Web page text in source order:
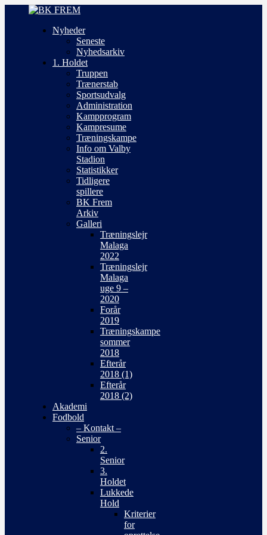
Nyheder
Seneste
Nyhedsarkiv
1. Holdet
Truppen
Trænerstab
Sportsudvalg
Administration
Kampprogram
Kampresume
Træningskampe
Info om Valby
Stadion
Statistikker
Tidligere
spillere
BK Frem
Arkiv
Galleri
Træningslejr
Malaga
2022
Træningslejr
Malaga
uge 9 –
2020
Forår
2019
Træningskampe
sommer
2018
Efterår
2018 (1)
Efterår
2018 (2)
Akademi
Fodbold
– Kontakt –
Senior
2.
Senior
3.
Holdet
Lukkede
Hold
Kriterier
for